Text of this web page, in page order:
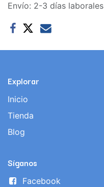
Envío: 2-3 días laborales
Explorar
Inicio
Tienda
Blog
Síganos
Facebook